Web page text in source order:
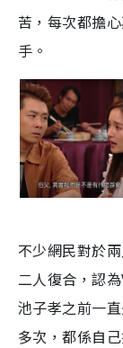
苦，每次都擔
手。
不少網民對於
二人復合，認為
池子孝之前一
多次，都係自